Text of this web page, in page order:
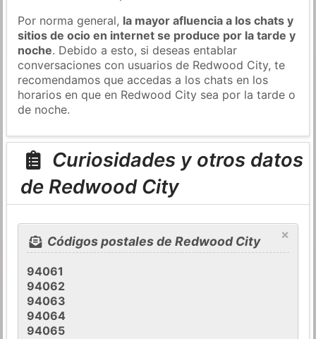
Por norma general, la mayor afluencia a los chats y
sitios de ocio en internet se produce por la tarde y
noche. Debido a esto, si deseas entablar
conversaciones con usuarios de Redwood City, te
recomendamos que accedas a los chats en los
horarios en que en Redwood City sea por la tarde o
de noche.
Curiosidades y otros datos
de Redwood City
×
Códigos postales de Redwood City
94061
94062
94063
94064
94065